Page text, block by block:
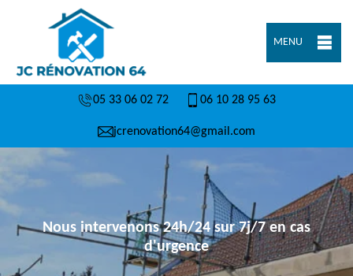
MENU
05 33 06 02 72 06 10 28 95 63
jcrenovation64@gmail.com
Nous intervenons 24h/24 sur 7j/7 en cas
d'urgence